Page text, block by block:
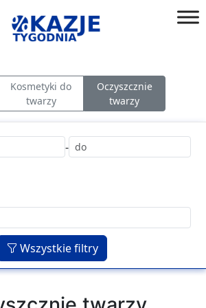
złap
Kosmetyki do
twarzy
Oczyszcznie
twarzy
-
Wszystkie filtry